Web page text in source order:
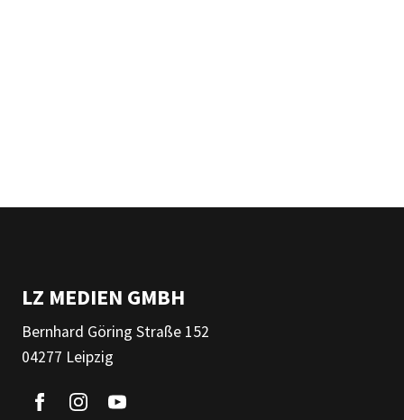
LZ MEDIEN GMBH
Bernhard Göring Straße 152
04277 Leipzig